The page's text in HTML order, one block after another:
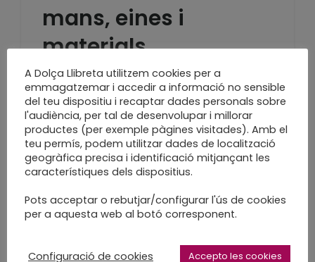
mans, eines i
materials
Torno a la feina!
LEARN MORE
Tot endreçat, mini
vacances!!
A Dolça Llibreta utilitzem cookies per a
emmagatzemar i accedir a informació no sensible
del teu dispositiu i recaptar dades personals sobre
l'audiència, per tal de desenvolupar i millorar
productes (per exemple pàgines visitades). Amb el
teu permís, podem utilitzar dades de localització
geogràfica precisa i identificació mitjançant les
característiques dels dispositius.
Pots acceptar o rebutjar/configurar l'ús de cookies
per a aquesta web al botó corresponent.
Configuració de cookies Accepto les cookies